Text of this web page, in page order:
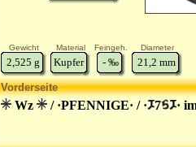
Gewicht Material Feingeh. Diameter
2,525 g Kupfer - ‰ 21,2 mm
Vorderseite
Wz / ·PFENNIGE· / · 7 ·